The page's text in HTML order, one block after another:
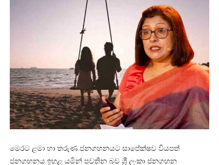
මෙරට ළමා හා තරුණ ජනගහනයට සාපේක්ෂව වියපත්
ජනගහනය ඉහළ යමින් පවතින බව ශ්‍රී ලංකා ජනගහන